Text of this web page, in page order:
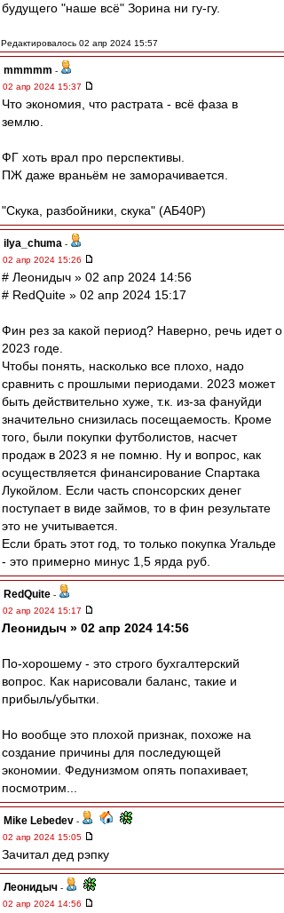
будущего "наше всё" Зорина ни гу-гу.
Редактировалось 02 апр 2024 15:57
mmmmm -
02 апр 2024 15:37
Что экономия, что растрата - всё фаза в
землю.
ФГ хоть врал про перспективы.
ПЖ даже враньём не заморачивается.
"Скука, разбойники, скука" (АБ40Р)
ilya_chuma -
02 апр 2024 15:26
# Леонидыч » 02 апр 2024 14:56
# RedQuite » 02 апр 2024 15:17
Фин рез за какой период? Наверно, речь идет о
2023 годе.
Чтобы понять, насколько все плохо, надо
сравнить с прошлыми периодами. 2023 может
быть действительно хуже, т.к. из-за фануйди
значительно снизилась посещаемость. Кроме
того, были покупки футболистов, насчет
продаж в 2023 я не помню. Ну и вопрос, как
осуществляется финансирование Спартака
Лукойлом. Если часть спонсорских денег
поступает в виде займов, то в фин результате
это не учитывается.
Если брать этот год, то только покупка Угальде
- это примерно минус 1,5 ярда руб.
RedQuite -
02 апр 2024 15:17
Леонидыч » 02 апр 2024 14:56
По-хорошему - это строго бухгалтерский
вопрос. Как нарисовали баланс, такие и
прибыль/убытки.
Но вообще это плохой признак, похоже на
создание причины для последующей
экономии. Федунизмом опять попахивает,
посмотрим...
Mike Lebedev -
02 апр 2024 15:05
Зачитал дед рэпку
Леонидыч -
02 апр 2024 14:56